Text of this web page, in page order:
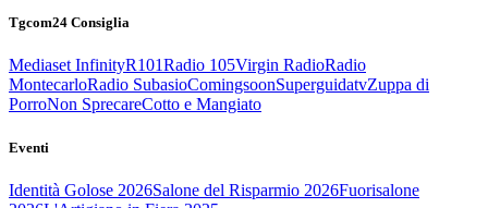
Tgcom24 Consiglia
Mediaset InfinityR101Radio 105Virgin RadioRadio
MontecarloRadio SubasioComingsoonSuperguidatvZuppa di
PorroNon SprecareCotto e Mangiato
Eventi
Identità Golose 2026Salone del Risparmio 2026Fuorisalone